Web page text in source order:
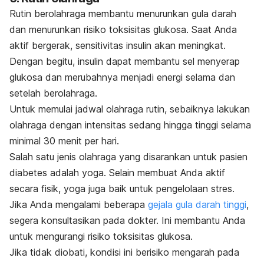
Rutin berolahraga membantu menurunkan gula darah
dan menurunkan risiko toksisitas glukosa. Saat Anda
aktif bergerak, sensitivitas insulin akan meningkat.
Dengan begitu, insulin dapat membantu sel menyerap
glukosa dan merubahnya menjadi energi selama dan
setelah berolahraga.
Untuk memulai jadwal olahraga rutin, sebaiknya lakukan
olahraga dengan intensitas sedang hingga tinggi selama
minimal 30 menit per hari.
Salah satu jenis olahraga yang disarankan untuk pasien
diabetes adalah yoga. Selain membuat Anda aktif
secara fisik, yoga juga baik untuk pengelolaan stres.
Jika Anda mengalami beberapa gejala gula darah tinggi,
segera konsultasikan pada dokter. Ini membantu Anda
untuk mengurangi risiko toksisitas glukosa.
Jika tidak diobati, kondisi ini berisiko mengarah pada